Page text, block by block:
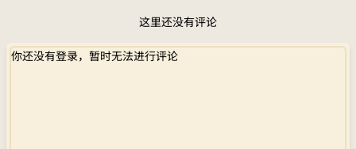
这里还没有评论
你还没有登录，暂时无法进行评论